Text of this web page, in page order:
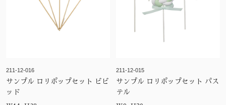
211-12-016
サンプル ロリポップセット ビビ
ッド
211-12-015
サンプル ロリポップセット パス
テル